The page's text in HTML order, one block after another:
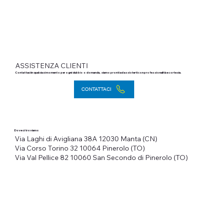
Contattaci in qualsiasi momento per ogni dubbio o domanda, siamo pronti ad assisterti con professionalità e cortesia.
CONTATTACI
ASSISTENZA CLIENTI
Dove ci troviamo
Via Laghi di Avigliana 38A 12030 Manta (CN)
Via Val Pellice 82 10060 San Secondo di Pinerolo (TO)
Via Corso Torino 32 10064 Pinerolo (TO)